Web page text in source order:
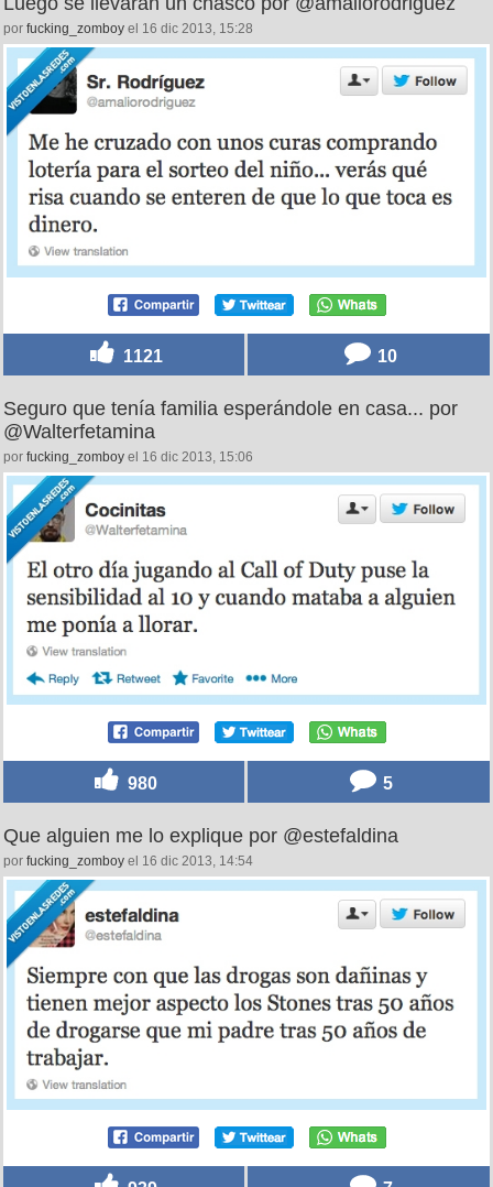
por fucking_zomboy el 16 dic 2013, 15:28
1121 10
Seguro que tenía familia esperándole en casa... por
@Walterfetamina
por fucking_zomboy el 16 dic 2013, 15:06
980 5
Que alguien me lo explique por @estefaldina
por fucking_zomboy el 16 dic 2013, 14:54